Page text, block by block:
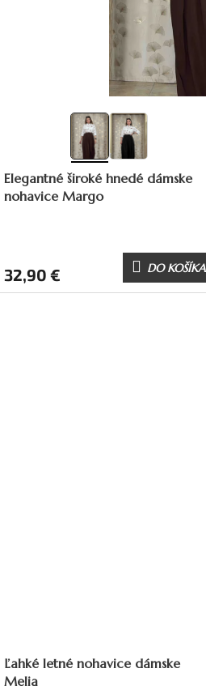
Elegantné široké hnedé dámske
nohavice Margo
32,90 € DO KOŠÍKA
Ľahké letné nohavice dámske
Melia